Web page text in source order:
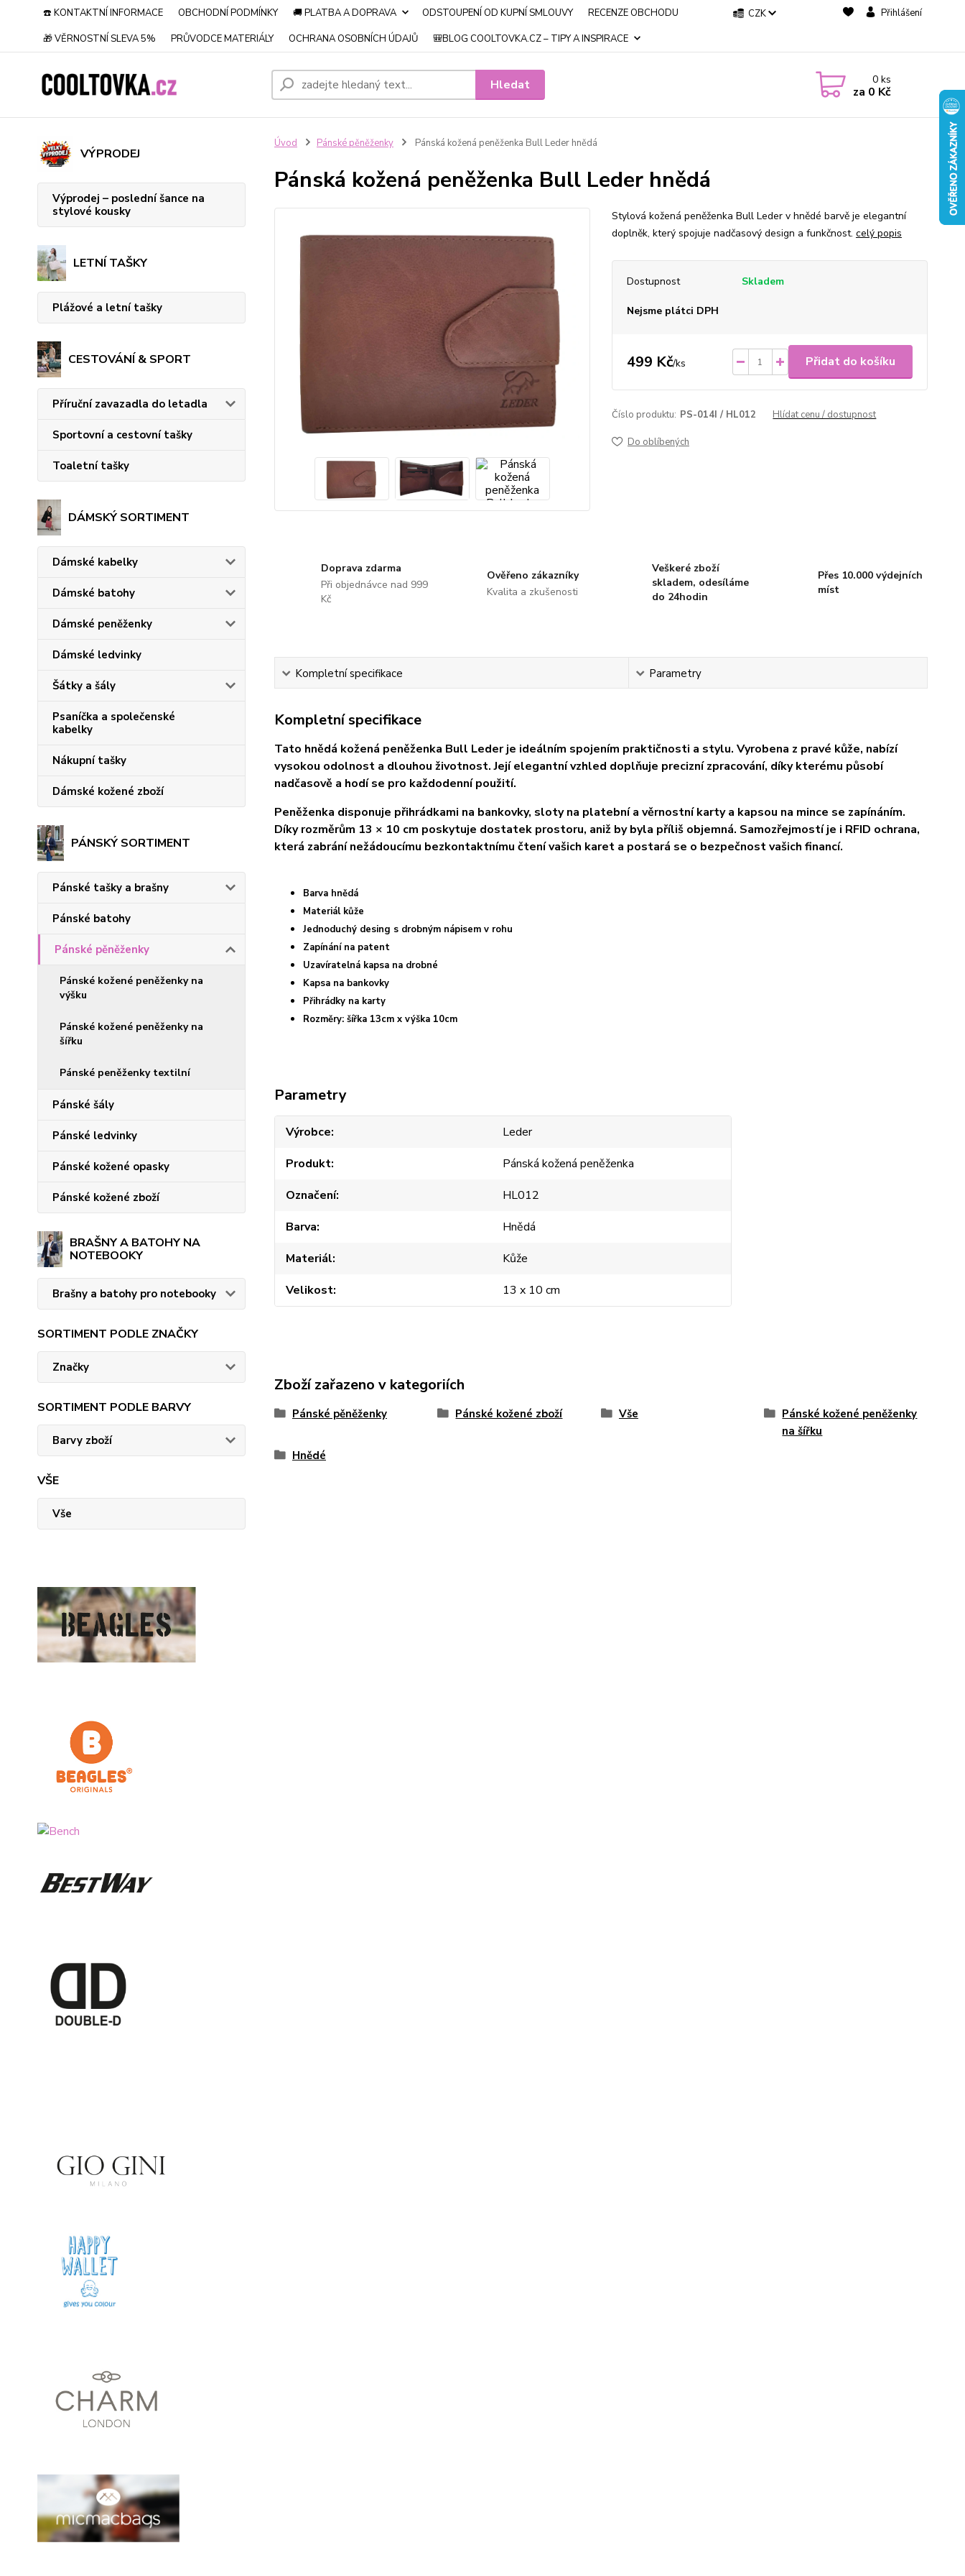
☎️ KONTAKTNÍ INFORMACE OBCHODNÍ PODMÍNKY 🚚 PLATBA A DOPRAVA ODSTOUPENÍ OD KUPNÍ SMLOUVY
RECENZE OBCHODU
🎁 VĚRNOSTNÍ SLEVA 5%
PRŮVODCE MATERIÁLY OCHRANA OSOBNÍCH ÚDAJŮ 🎒BLOG COOLTOVKA.CZ – TIPY A INSPIRACE
CZK Přihlášení
Hledat 0ks
za 0 Kč
VÝPRODEJ
Výprodej – poslední šance na
stylové kousky
LETNÍ TAŠKY
Plážové a letní tašky
CESTOVÁNÍ & SPORT
Příruční zavazadla do letadla
Sportovní a cestovní tašky
Toaletní tašky
DÁMSKÝ SORTIMENT
Dámské kabelky
Dámské batohy
Dámské peněženky
Dámské ledvinky
Šátky a šály
Psaníčka a společenské
kabelky
Nákupní tašky
Dámské kožené zboží
PÁNSKÝ SORTIMENT
Pánské tašky a brašny
Pánské batohy
Pánské pěněženky
Pánské kožené peněženky na
výšku
Pánské kožené peněženky na
šířku
Pánské peněženky textilní
Pánské šály
Pánské ledvinky
Pánské kožené opasky
Pánské kožené zboží
BRAŠNY A BATOHY NA
NOTEBOOKY
Brašny a batohy pro notebooky
SORTIMENT PODLE ZNAČKY
Značky
SORTIMENT PODLE BARVY
Barvy zboží
VŠE
Vše
Úvod Pánské pěněženky Pánská kožená peněženka Bull Leder hnědá
Pánská kožená peněženka Bull Leder hnědá
Stylová kožená peněženka Bull Leder v hnědé barvě je elegantní
doplněk, který spojuje nadčasový design a funkčnost. celý popis
Dostupnost Skladem
Nejsme plátci DPH
499 Kč/ks Přidat do košíku
Číslo produktu: PS-014I / HL012 Hlídat cenu / dostupnost
Do oblíbených
Doprava zdarma
Při objednávce nad 999
Kč
Ověřeno zákazníky
Kvalita a zkušenosti
Veškeré zboží
skladem, odesíláme
do 24hodin
Přes 10.000 výdejních
míst
Kompletní specifikace Parametry
Kompletní specifikace
Tato hnědá kožená peněženka Bull Leder je ideálním spojením praktičnosti a stylu. Vyrobena z pravé kůže, nabízí
vysokou odolnost a dlouhou životnost. Její elegantní vzhled doplňuje precizní zpracování, díky kterému působí
nadčasově a hodí se pro každodenní použití.
Peněženka disponuje přihrádkami na bankovky, sloty na platební a věrnostní karty a kapsou na mince se zapínáním.
Díky rozměrům 13 × 10 cm poskytuje dostatek prostoru, aniž by byla příliš objemná. Samozřejmostí je i RFID ochrana,
která zabrání nežádoucímu bezkontaktnímu čtení vašich karet a postará se o bezpečnost vašich financí.
Barva hnědá
Materiál kůže
Jednoduchý desing s drobným nápisem v rohu
Zapínání na patent
Uzavíratelná kapsa na drobné
Kapsa na bankovky
Přihrádky na karty
Rozměry: šířka 13cm x výška 10cm
Parametry
Výrobce
Leder
Produkt
Pánská kožená peněženka
Označení
HL012
Barva
Hnědá
Materiál
Kůže
Velikost
13 x 10 cm
Zboží zařazeno v kategoriích
Pánské pěněženky Pánské kožené zboží Vše
Pánské kožené peněženky
na šířku
Hnědé